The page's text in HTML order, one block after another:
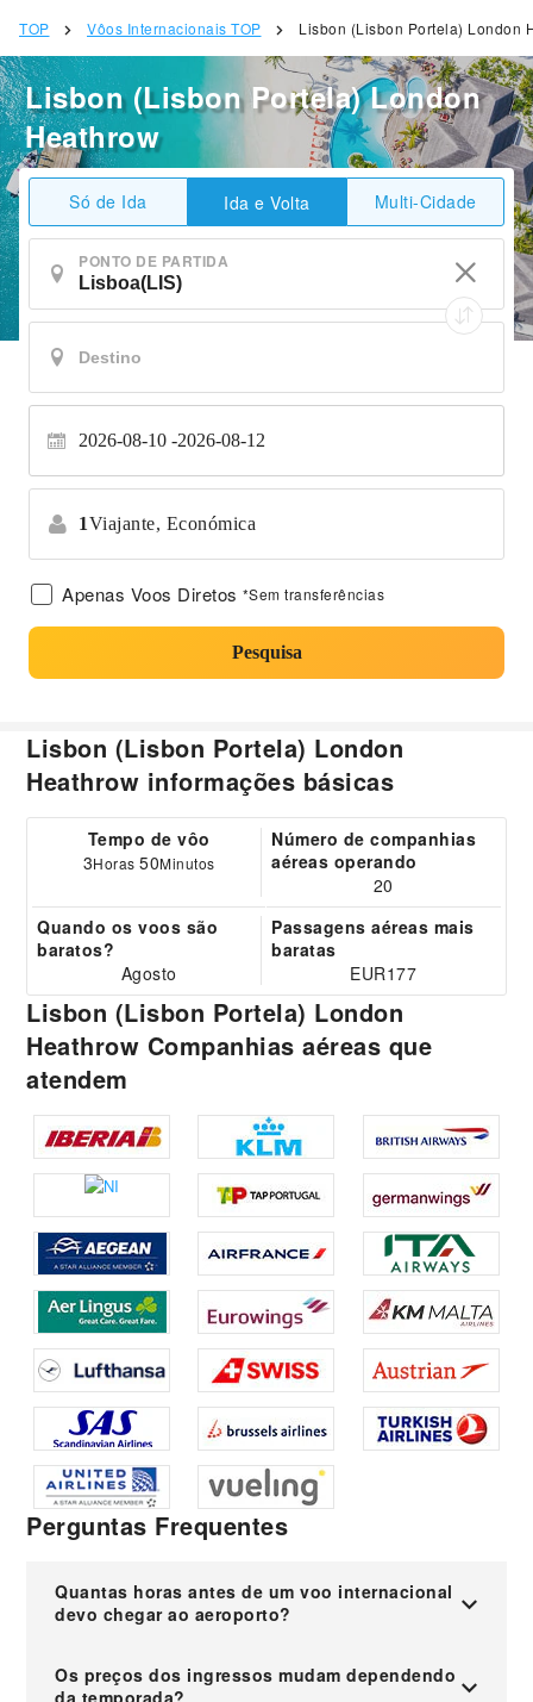
TOP Vôos Internacionais TOP Lisbon (Lisbon Portela) London
Lisbon (Lisbon Portela) London
Heathrow
Só de Ida Ida e Volta Multi-Cidade
PONTO DE PARTIDA
2026-08-10 2026-08-12
1Viajante, Económica
Apenas Voos Diretos *Sem transferências
Pesquisa
Lisbon (Lisbon Portela) London
Heathrow informações básicas
Tempo de vôo
3Horas50Minutos
Número de companhias
aéreas operando
20
Quando os voos são
baratos?
Agosto
Passagens aéreas mais
baratas
EUR177
Lisbon (Lisbon Portela) London
Heathrow Companhias aéreas que
atendem
Perguntas Frequentes
Quantas horas antes de um voo internacional
devo chegar ao aeroporto?
Os preços dos ingressos mudam dependendo
da temporada?